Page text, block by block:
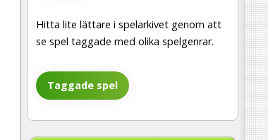
Hitta lite lättare i spelarkivet genom att
se spel taggade med olika spelgenrar.
Taggade spel